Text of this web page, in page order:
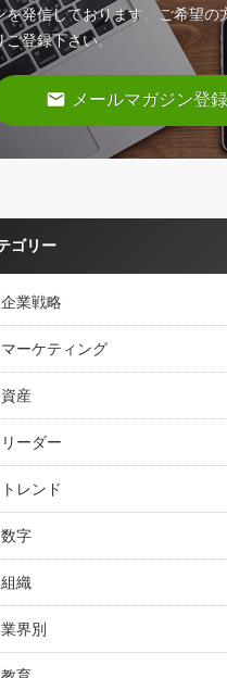
を発信しております。ご希望の
ご登録下さい。
email メールマガジン登
ゴリー
企業戦略
マーケティング
資産
リーダー
トレンド
数字
組織
業界別